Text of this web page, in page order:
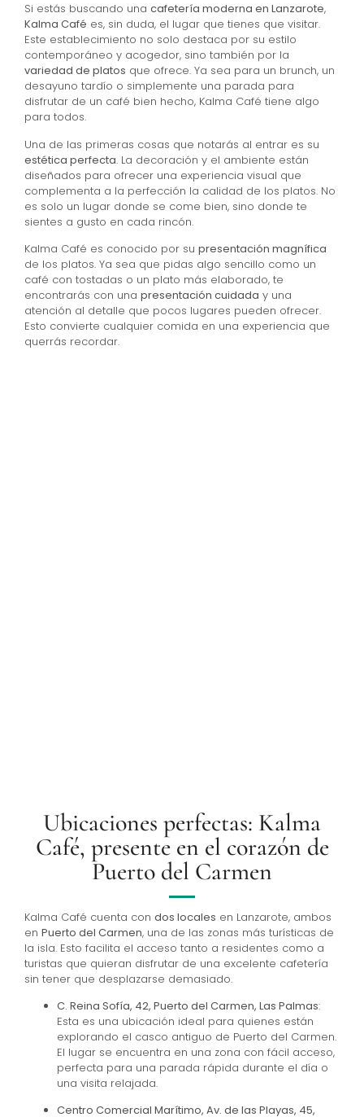
Si estás buscando una cafetería moderna en Lanzarote,
Kalma Café es, sin duda, el lugar que tienes que visitar.
Este establecimiento no solo destaca por su estilo
contemporáneo y acogedor, sino también por la
variedad de platos que ofrece. Ya sea para un brunch, un
desayuno tardío o simplemente una parada para
disfrutar de un café bien hecho, Kalma Café tiene algo
para todos.
Una de las primeras cosas que notarás al entrar es su
estética perfecta. La decoración y el ambiente están
diseñados para ofrecer una experiencia visual que
complementa a la perfección la calidad de los platos. No
es solo un lugar donde se come bien, sino donde te
sientes a gusto en cada rincón.
Kalma Café es conocido por su presentación magnífica
de los platos. Ya sea que pidas algo sencillo como un
café con tostadas o un plato más elaborado, te
encontrarás con una presentación cuidada y una
atención al detalle que pocos lugares pueden ofrecer.
Esto convierte cualquier comida en una experiencia que
querrás recordar.
Ubicaciones perfectas: Kalma
Café, presente en el corazón de
Puerto del Carmen
Kalma Café cuenta con dos locales en Lanzarote, ambos
en Puerto del Carmen, una de las zonas más turísticas de
la isla. Esto facilita el acceso tanto a residentes como a
turistas que quieran disfrutar de una excelente cafetería
sin tener que desplazarse demasiado.
C. Reina Sofía, 42, Puerto del Carmen, Las Palmas:
Esta es una ubicación ideal para quienes están
explorando el casco antiguo de Puerto del Carmen.
El lugar se encuentra en una zona con fácil acceso,
perfecta para una parada rápida durante el día o
una visita relajada.
Centro Comercial Marítimo, Av. de las Playas, 45,